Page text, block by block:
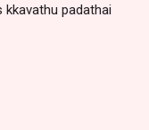
padathai